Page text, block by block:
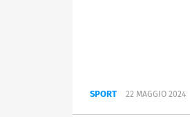
SPORT 22 MAGGIO 2024